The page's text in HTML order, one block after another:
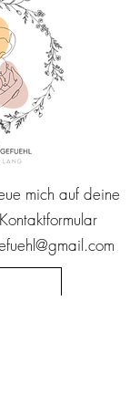
mich auf deine